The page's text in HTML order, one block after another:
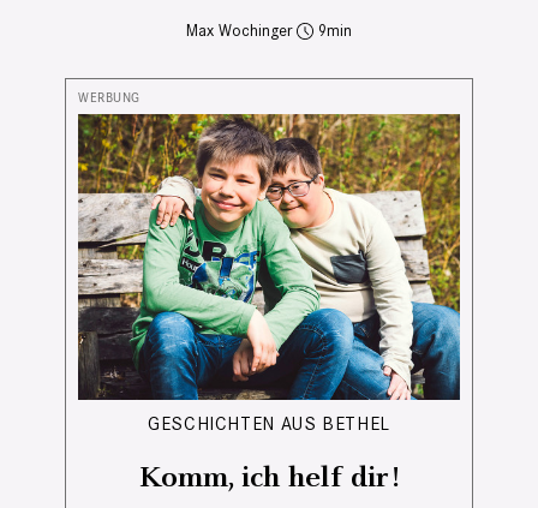
Max Wochinger 9
GESCHICHTEN AUS BETHEL
Komm, ich helf dir!